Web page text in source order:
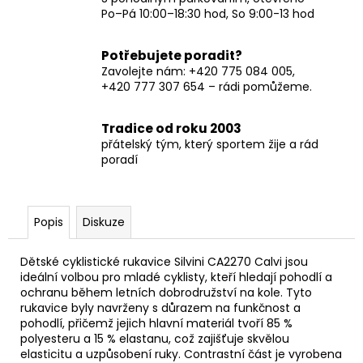
Po–Pá 10:00–18:30 hod, So 9:00-13 hod
Potřebujete poradit?
Zavolejte nám: +420 775 084 005,
+420 777 307 654 – rádi pomůžeme.
Tradice od roku 2003
přátelský tým, který sportem žije a rád
poradí
Popis Diskuze
Dětské cyklistické rukavice Silvini CA2270 Calvi jsou
ideální volbou pro mladé cyklisty, kteří hledají pohodlí a
ochranu během letních dobrodružství na kole. Tyto
rukavice byly navrženy s důrazem na funkčnost a
pohodlí, přičemž jejich hlavní materiál tvoří 85 %
polyesteru a 15 % elastanu, což zajišťuje skvělou
elasticitu a uzpůsobení ruky. Contrastní část je vyrobena